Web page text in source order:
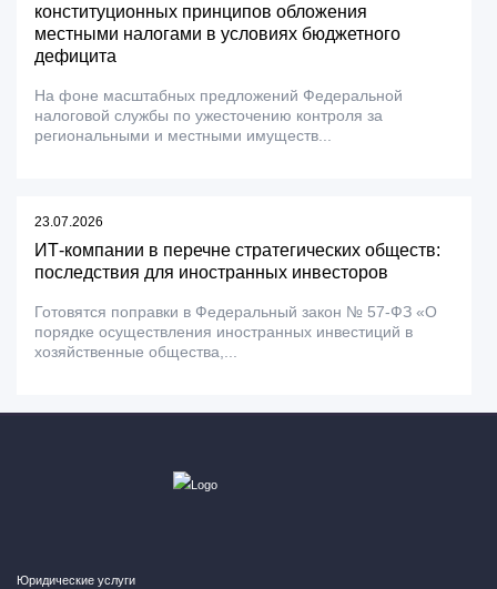
конституционных принципов обложения
местными налогами в условиях бюджетного
дефицита
На фоне масштабных предложений Федеральной
налоговой службы по ужесточению контроля за
региональными и местными имуществ...
23.07.2026
ИТ-компании в перечне стратегических обществ:
последствия для иностранных инвесторов
Готовятся поправки в Федеральный закон № 57-ФЗ «О
порядке осуществления иностранных инвестиций в
хозяйственные общества,...
Юридические услуги